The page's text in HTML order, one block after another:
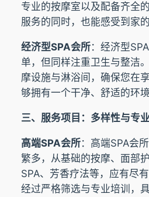
专业的按摩室以及配备齐全
服务的同时，也能感受到家
经济型SPA会所：经济型
单，但同样注重卫生与整洁
摩设施与淋浴间，确保您在
够拥有一个干净、舒适的环境
三、服务项目：多样性与专
高端SPA会所：高端SPA会
繁多，从基础的按摩、面部
SPA、芳香疗法等，应有尽
经过严格筛选与专业培训，